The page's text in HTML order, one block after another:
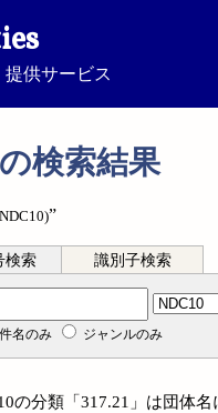
供サービス
検索結果
”
検索 識別子検索
名のみ ジャンルのみ
の分類「317.21」は団体